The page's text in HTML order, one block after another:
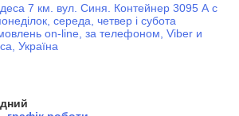
7 км. вул. Синя. Контейнер 3095 А с
середа, четвер і субота
on-line, за телефоном, Viber и
Україна